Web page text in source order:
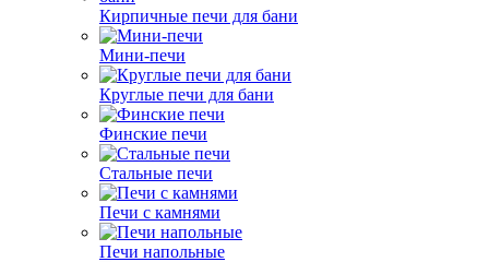
Кирпичные печи для бани
Мини-печи
Круглые печи для бани
Финские печи
Стальные печи
Печи с камнями
Печи напольные